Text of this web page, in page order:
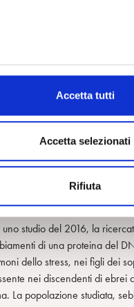
Accetta tutti
Accetta selezionati
Rifiuta
special modo se si tratta di
l’epigenetica.
di disturbi psichici, e
oggetto di traumi
profondi possono essere gli
(2001, 2016), infatti,
della Shoah, oltre ad avere
i sintomi del
oggetto di traumatismi
del DNA.
studio del 2016, la
di una proteina del
dello stress, nei figli dei
nei discendenti di ebrei
La popolazione studiata,